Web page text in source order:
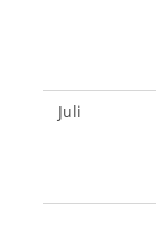
Juli